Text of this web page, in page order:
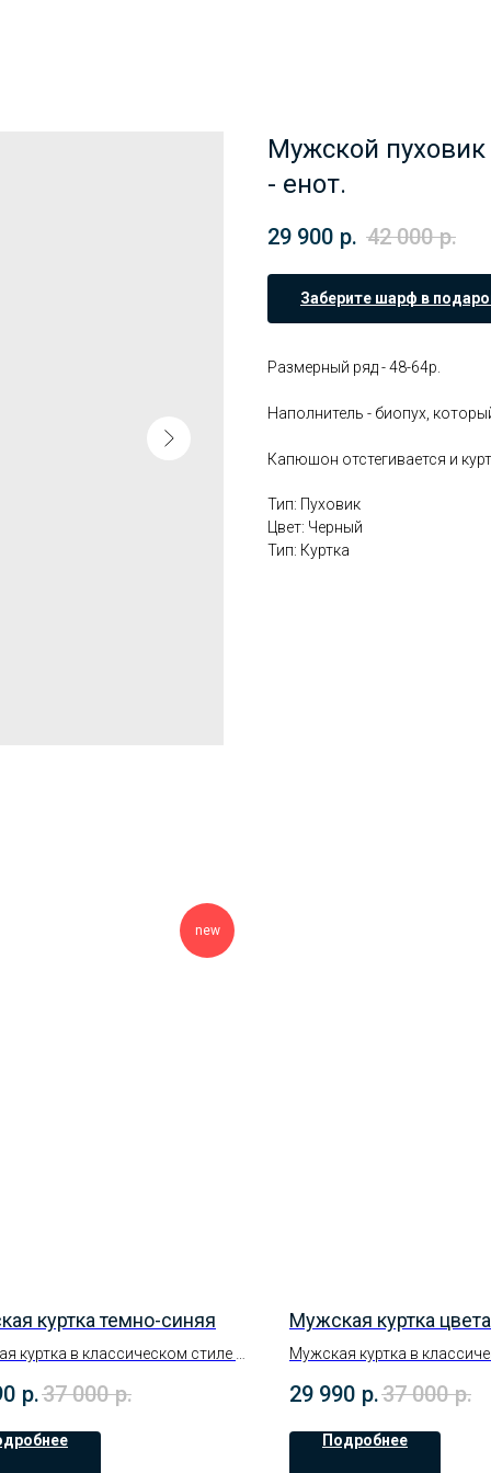
Мужской
- енот.
29 900 р. 42 000 р.
Заберите шарф в
Размерный ряд - 48-64р.
Наполнитель - биопух,
Капюшон отстегивается и
Тип: Пуховик
Цвет: Черный
Тип: Куртка
new
куртка темно-синяя
куртка в классическом стиле с
62р.
р.37 000 р.
Мужская куртка
Мужская куртка в
ряд : 46-62р. На осень и зиму
29 990 р.37 000 р.
Подробнее